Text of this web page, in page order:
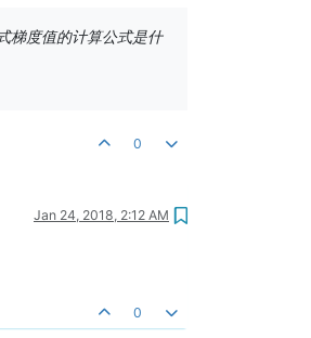
梯度值的计算公式是什
0
Jan 24, 2018, 2:12 AM
0